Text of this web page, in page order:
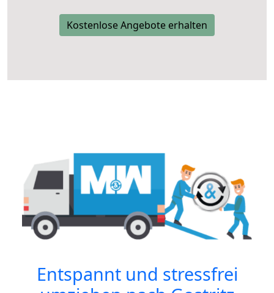
Kostenlose Angebote erhalten
Entspannt und stressfrei